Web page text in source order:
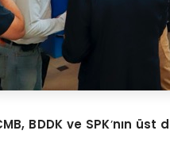
BDDK ve SPK’nın üst d